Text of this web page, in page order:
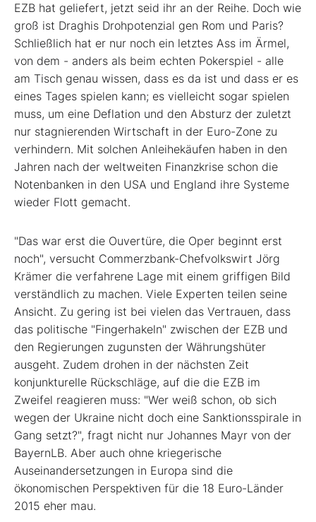
EZB hat geliefert, jetzt seid ihr an der Reihe. Doch wie
groß ist Draghis Drohpotenzial gen Rom und Paris?
Schließlich hat er nur noch ein letztes Ass im Ärmel,
von dem - anders als beim echten Pokerspiel - alle
am Tisch genau wissen, dass es da ist und dass er es
eines Tages spielen kann; es vielleicht sogar spielen
muss, um eine Deflation und den Absturz der zuletzt
nur stagnierenden Wirtschaft in der Euro-Zone zu
verhindern. Mit solchen Anleihekäufen haben in den
Jahren nach der weltweiten Finanzkrise schon die
Notenbanken in den USA und England ihre Systeme
wieder Flott gemacht.
"Das war erst die Ouvertüre, die Oper beginnt erst
noch", versucht Commerzbank-Chefvolkswirt Jörg
Krämer die verfahrene Lage mit einem griffigen Bild
verständlich zu machen. Viele Experten teilen seine
Ansicht. Zu gering ist bei vielen das Vertrauen, dass
das politische "Fingerhakeln" zwischen der EZB und
den Regierungen zugunsten der Währungshüter
ausgeht. Zudem drohen in der nächsten Zeit
konjunkturelle Rückschläge, auf die die EZB im
Zweifel reagieren muss: "Wer weiß schon, ob sich
wegen der Ukraine nicht doch eine Sanktionsspirale in
Gang setzt?", fragt nicht nur Johannes Mayr von der
BayernLB. Aber auch ohne kriegerische
Auseinandersetzungen in Europa sind die
ökonomischen Perspektiven für die 18 Euro-Länder
2015 eher mau.